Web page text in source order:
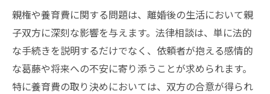
親権や養育費に関する問題は、離婚後の生活において親
子双方に深刻な影響を与えます。法律相談は、単に法的
な手続きを説明するだけでなく、依頼者が抱える感情的
な葛藤や将来への不安に寄り添うことが求められます。
特に養育費の取り決めにおいては、双方の合意が得られ